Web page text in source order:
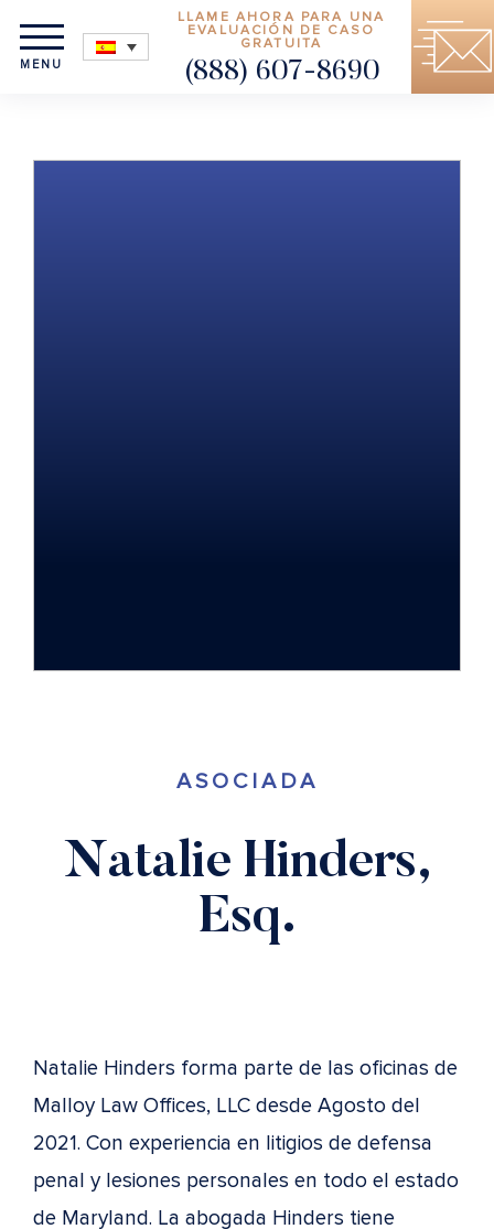
MENU
LLAME AHORA PARA UNA
EVALUACIÓN DE CASO
GRATUITA
(888) 607-8690
ASOCIADA
Natalie Hinders,
Esq.
Natalie Hinders forma parte de las oficinas de
Malloy Law Offices, LLC desde Agosto del
2021. Con experiencia en litigios de defensa
penal y lesiones personales en todo el estado
de Maryland. La abogada Hinders tiene